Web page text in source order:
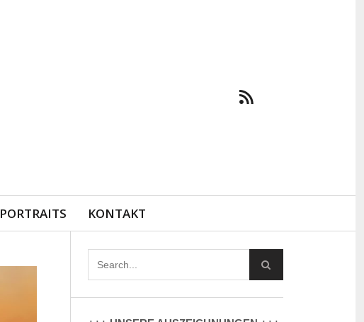
PORTRAITS KONTAKT